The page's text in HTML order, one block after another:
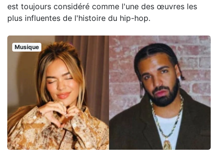
est toujours considéré comme l'une des œuvres les
plus influentes de l'histoire du hip-hop.
Musique